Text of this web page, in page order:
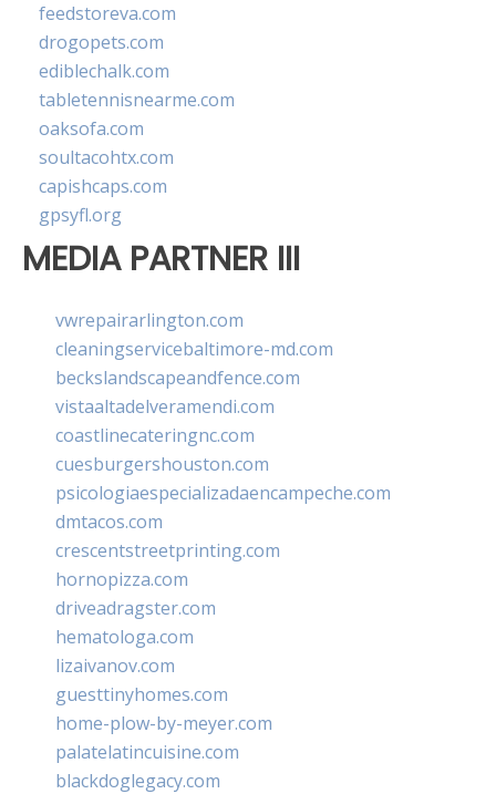
feedstoreva.com
drogopets.com
ediblechalk.com
tabletennisnearme.com
oaksofa.com
soultacohtx.com
capishcaps.com
gpsyfl.org
MEDIA PARTNER III
vwrepairarlington.com
cleaningservicebaltimore-md.com
beckslandscapeandfence.com
vistaaltadelveramendi.com
coastlinecateringnc.com
cuesburgershouston.com
psicologiaespecializadaencampeche.com
dmtacos.com
crescentstreetprinting.com
hornopizza.com
driveadragster.com
hematologa.com
lizaivanov.com
guesttinyhomes.com
home-plow-by-meyer.com
palatelatincuisine.com
blackdoglegacy.com